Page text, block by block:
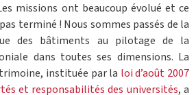
missions ont beaucoup évolué et ce
terminé ! Nous sommes passés de la
des bâtiments au pilotage de la
dans toutes ses dimensions. La
instituée par la loi d’août 2007
et responsabilités des universités, a